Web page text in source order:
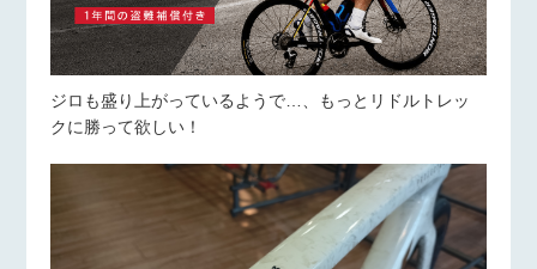
ジロも盛り上がっているようで…、もっとリドルトレッ
クに勝って欲しい！